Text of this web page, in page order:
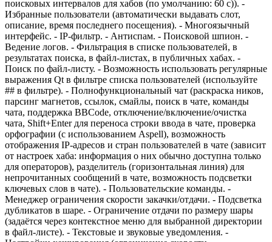
поисковых интервалов для хабов (по умолчанию: 60 с)). -
Избранные пользователи (автоматически выдавать слот,
описание, время последнего посещения). - Многоязычный
интерфейс. - IP-фильтр. - Антиспам. - Поисковой шпион. -
Ведение логов. - Фильтрация в списке пользователей, в
результатах поиска, в файл-листах, в публичных хабах. -
Поиск по файл-листу. - Возможность использовать регулярные
выражения Qt в фильтре списка пользователей (используйте
## в фильтре). - Полнофункциональный чат (раскраска ников,
парсинг магнетов, ссылок, смайлы, поиск в чате, команды
чата, поддержка BBCode, отключение/включение/очистка
чата, Shift+Enter для переноса строки ввода в чате, проверка
орфографии (с использованием Aspell), возможность
отображения IP-адресов и стран пользователей в чате (зависит
от настроек хаба: информация о них обычно доступна только
для операторов), разделитель (горизонтальная линия) для
непрочитанных сообщений в чате, возможность подсветки
ключевых слов в чате). - Пользовательские команды. -
Менеджер ограничения скорости закачки/отдачи. - Подсветка
дубликатов в шаре. - Ограничение отдачи по размеру шары
(задаётся через контекстное меню для выбранной директории
в файл-листе). - Текстовые и звуковые уведомления. -